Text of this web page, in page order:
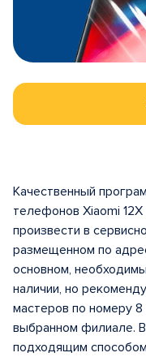
Качественный
телефонов Xiaomi
произвести в
размещенном по
основном,
наличии, но
мастеров по номеру
выбранном филиале.
подходящим